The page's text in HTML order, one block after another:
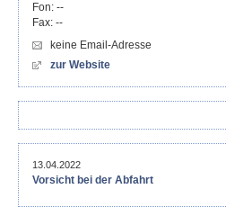
Fon: --
Fax: --
keine Email-Adresse
zur Website
13.04.2022
Vorsicht bei der Abfahrt